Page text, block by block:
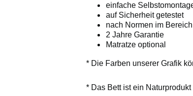
einfache
auf Sicherheit getestet
nach Normen im
2 Jahre Garantie
Matratze optional
* Die Farben unserer Grafik
* Das Bett ist ein